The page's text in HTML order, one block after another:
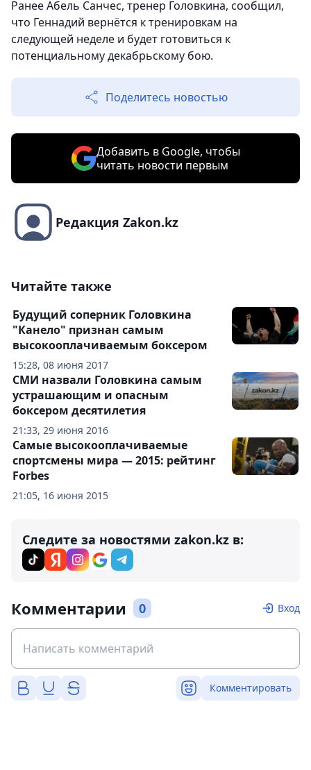
Ранее Абель Санчес, тренер Головкина, сообщил,
что Геннадий вернётся к тренировкам на
следующей неделе и будет готовиться к
потенциальному декабрьскому бою.
Поделитесь новостью
Добавить в Google, чтобы
читать новости первым
Редакция Zakon.kz
Читайте также
15:28, 08 июня 2017
Будущий соперник Головкина
"Канело" признан самым
высокооплачиваемым боксером
21:33, 29 июня 2016
СМИ назвали Головкина самым
устрашающим и опасным
боксером десятилетия
21:05, 16 июня 2015
Самые высокооплачиваемые
спортсмены мира — 2015: рейтинг
Forbes
Следите за новостями zakon.kz в:
Комментарии 0 Вход
Комментировать